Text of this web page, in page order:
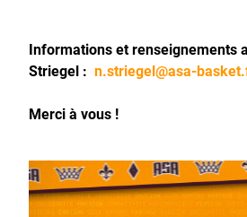
Informations et renseignements
Striegel : n.striegel@asa-
Merci à vous !